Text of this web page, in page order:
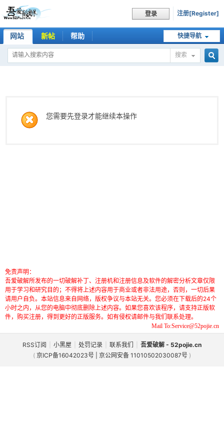
登录 注册[Register]
快捷导航
网站 新帖 帮助
搜索
您需要先登录才能继续本操作
免责声明：
吾爱破解所发布的一切破解补丁、注册机和注册信息及软件的解密分析文章仅限
用于学习和研究目的；不得将上述内容用于商业或者非法用途，否则，一切后果
请用户自负。本站信息来自网络，版权争议与本站无关。您必须在下载后的24个
小时之内，从您的电脑中彻底删除上述内容。如果您喜欢该程序，请支持正版软
件，购买注册，得到更好的正版服务。如有侵权请邮件与我们联系处理。
Mail To:Service@52pojie.cn
RSS订阅 小黑屋 处罚记录 联系我们
吾爱破解 - 52pojie.cn
( 京ICP备16042023号 | 京公网安备 11010502030087号 )